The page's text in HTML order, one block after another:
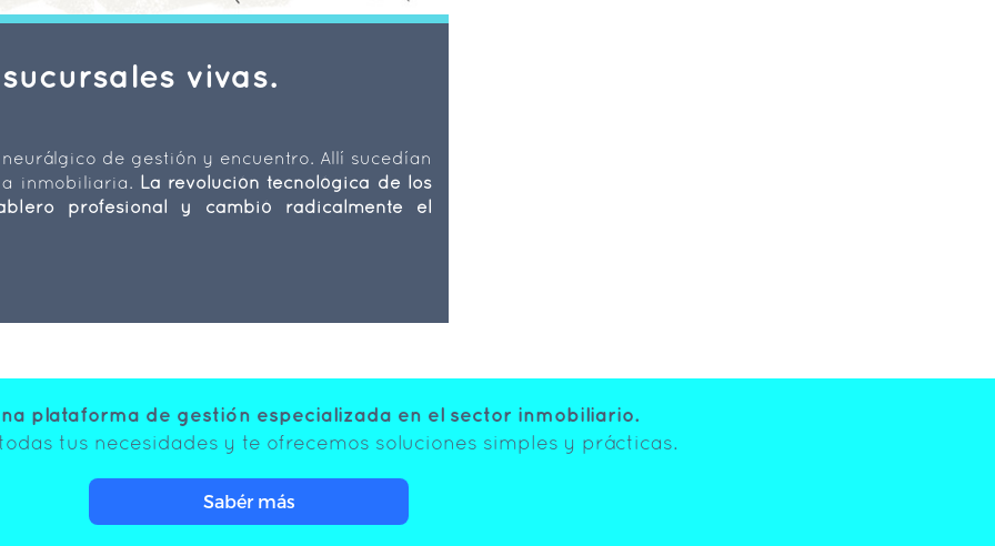
vivas.
de gestión y encuentro. Allí sucedían
inmobiliaria. La revolución tecnológica de los
profesional y cambió radicalmente el
plataforma de gestión especializada en el sector inmobiliario.
tus necesidades y te ofrecemos soluciones simples y prácticas.
Sabér más